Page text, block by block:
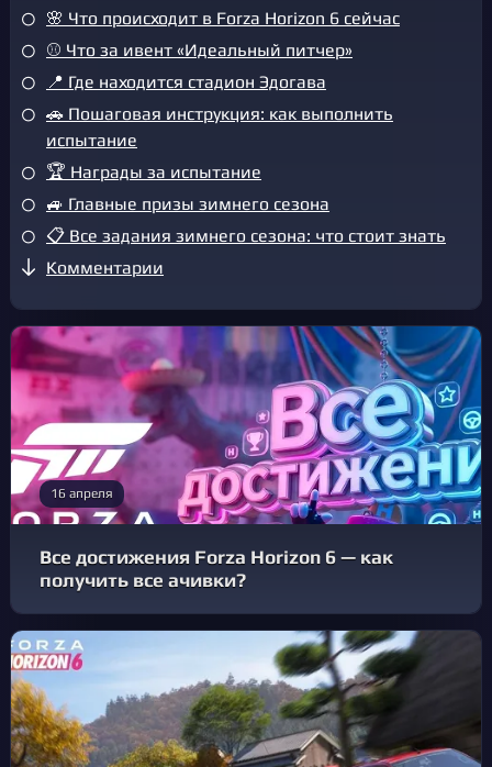
🌸 Что происходит в Forza Horizon 6 сейчас
⚾ Что за ивент «Идеальный питчер»
📍 Где находится стадион Эдогава
🚗 Пошаговая инструкция: как выполнить
испытание
🏆 Награды за испытание
🚙 Главные призы зимнего сезона
📋 Все задания зимнего сезона: что стоит знать
Комментарии
16 апреля
Все достижения Forza Horizon 6 — как
получить все ачивки?